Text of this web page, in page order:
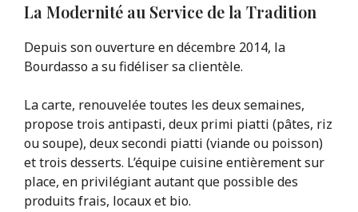
La Modernité au Service de la Tradition
Depuis son ouverture en décembre 2014, la
Bourdasso a su fidéliser sa clientèle.
La carte, renouvelée toutes les deux semaines,
propose trois antipasti, deux primi piatti (pâtes, riz
ou soupe), deux secondi piatti (viande ou poisson)
et trois desserts. L’équipe cuisine entièrement sur
place, en privilégiant autant que possible des
produits frais, locaux et bio.